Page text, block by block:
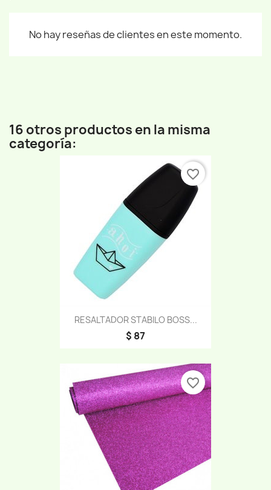
No hay reseñas de clientes en este momento.
16 otros productos en la misma
categoría:
RESALTADOR STABILO BOSS...
$ 87
favorite_border
favorite_border